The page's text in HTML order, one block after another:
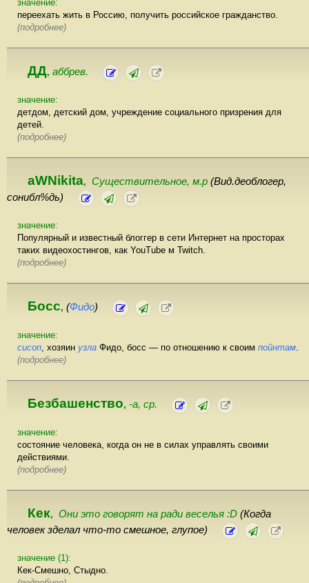
значение:
переехать жить в Россию, получить российское гражданство.
(подробнее)
ДД, аббрев.
значение:
детдом, детский дом, учреждение социального призрения для
детей.
(подробнее)
aWNikita, Существительное, м.р (Вид.деоблогер,
сонибл%дь)
значение:
Популярный и известный блоггер в сети Интернет на просторах
таких видеохостингов, как YouTube м Twitch.
(подробнее)
Босс, (Фидо)
значение:
сисоп , хозяин узла Фидо, босс — по отношению к своим пойнтам
(подробнее)
Безбашенство, -а, ср.
значение:
состояние человека, когда он не в силах управлять своими
действиями.
(подробнее)
Кек, Они это говорят на ради веселья :D (Когда
человек зделал что-то смешное, глупое)
значение (1):
Кек-Смешно, Стыдно.